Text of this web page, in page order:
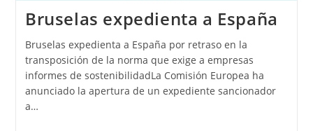
Bruselas expedienta a España
Bruselas expedienta a España por retraso en la
transposición de la norma que exige a empresas
informes de sostenibilidadLa Comisión Europea ha
anunciado la apertura de un expediente sancionador
a…